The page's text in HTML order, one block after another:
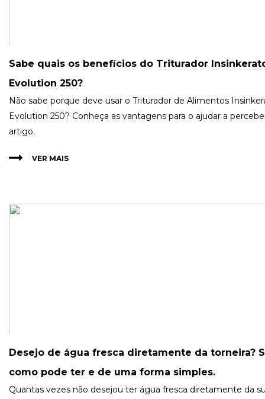
Sabe quais os benefícios do Triturador
Evolution 250?
Não sabe porque deve usar o Triturador de Alimentos
Evolution 250? Conheça as vantagens para o ajudar a
artigo.
VER MAIS
Desejo de água fresca diretamente da torneira?
como pode ter e de uma forma simples.
Quantas vezes não desejou ter água fresca diretamente da